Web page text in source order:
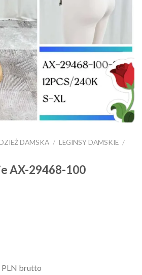
DAMSKA / LEGINSY DAMSKIE /
AX-29468-100
PLN brutto